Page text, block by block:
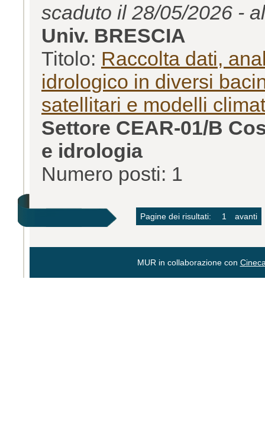
scaduto il 28/05/2026 -
Univ. BRESCIA
Titolo: Raccolta dati,
idrologico in diversi
satellitari e modelli
Settore CEAR-01/B
e idrologia
Numero posti: 1
Pagine dei risultati: 1 avanti
MUR in collaborazione con